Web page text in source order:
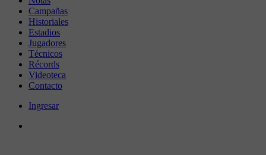
Campañas
Historiales
Estadios
Jugadores
Técnicos
Récords
Videoteca
Contacto
Ingresar